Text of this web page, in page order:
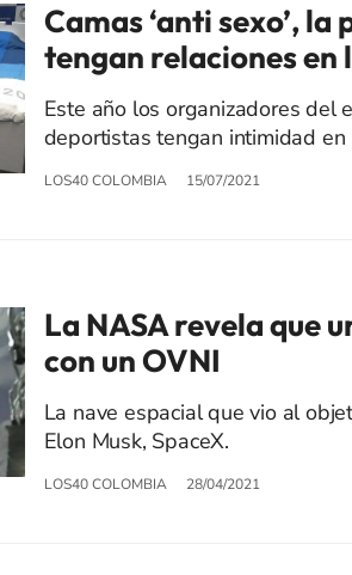
Camas ‘anti sexo’,
tengan relaciones en
Este año los organizadores del
deportistas tengan intimidad en
LOS40 COLOMBIA 15/07/2021
La NASA revela que
con un OVNI
La nave espacial que vio al
Elon Musk, SpaceX.
LOS40 COLOMBIA 28/04/2021